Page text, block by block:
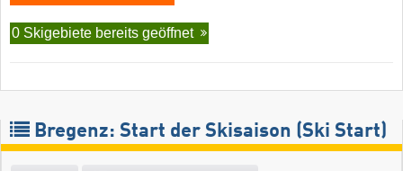
0 Skigebiete bereits geöffnet
Bregenz: Start der Skisaison (Ski Start)